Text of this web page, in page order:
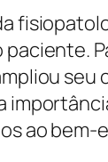
seu
ao bem-